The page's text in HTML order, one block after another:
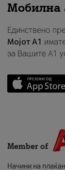
Мобилна
Единствено
Мојот A1
за Вашите A1
Member of
Начини на